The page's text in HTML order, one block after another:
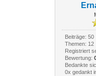
Beiträge: 50
Themen: 12
Registriert
Bewertung:
Bedankte
0x gedankt